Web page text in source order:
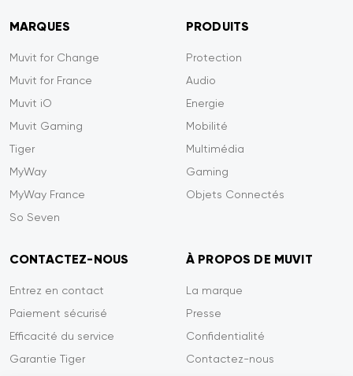
MARQUES
Muvit for Change
Muvit for France
Muvit iO
Muvit Gaming
Tiger
MyWay
MyWay France
So Seven
PRODUITS
Protection
Audio
Energie
Mobilité
Multimédia
Gaming
Objets Connectés
CONTACTEZ-NOUS
Entrez en contact
Paiement sécurisé
Efficacité du service
Garantie Tiger
À PROPOS DE MUVIT
La marque
Presse
Confidentialité
Contactez-nous